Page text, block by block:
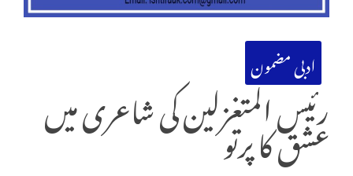
ادبی مضمون
رئیس المتغزلین کی شاعری میں
عشق کا پرتو